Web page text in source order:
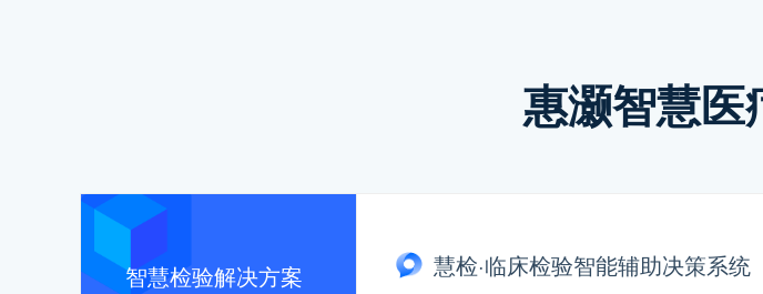
惠灏智慧医
智慧检验解决方案 慧检·临床检验智能辅助决策系统